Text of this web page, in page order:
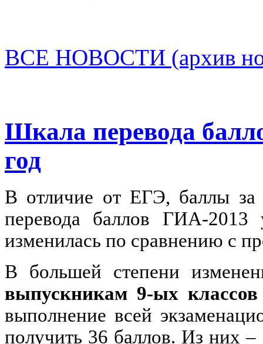
ВСЕ НОВОСТИ (архив
Шкала перевода
год
В отличие от ЕГЭ, баллы
перевода баллов ГИА-2013
изменилась по сравнению с
В большей степени
выпускникам 9-ых классов
выполнение всей
получить 36 баллов. Из них –